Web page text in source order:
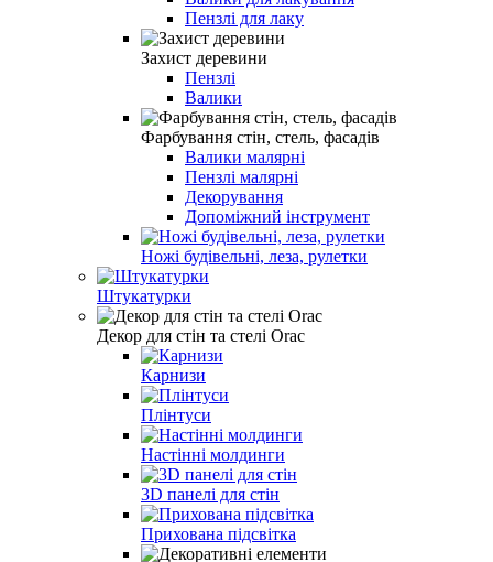
Пензлі для лаку
Захист деревини
Пензлі
Валики
Фарбування стін, стель, фасадів
Валики малярні
Пензлі малярні
Декорування
Допоміжний інструмент
Ножі будівельні, леза, рулетки
Штукатурки
Декор для стін та стелі Orac
Карнизи
Плінтуси
Настінні молдинги
3D панелі для стін
Прихована підсвітка